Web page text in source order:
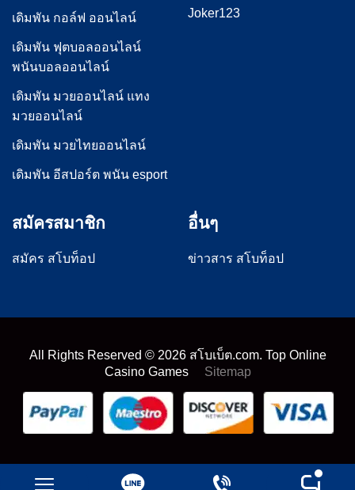
เดิมพัน กอล์ฟ ออนไลน์
เดิมพัน ฟุตบอลออนไลน์
พนันบอลออนไลน์
เดิมพัน มวยออนไลน์ แทง
มวยออนไลน์
เดิมพัน มวยไทยออนไลน์
เดิมพัน อีสปอร์ต พนัน esport
Joker123
สมัครสมาชิก
สมัคร สโบท็อป
อื่นๆ
ข่าวสาร สโบท็อป
All Rights Reserved © 2026สโบเบ็ต.com. Top Online
Casino Games
Sitemap